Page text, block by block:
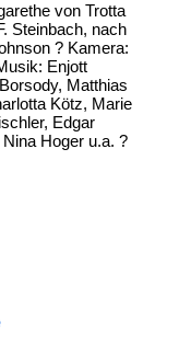
von Trotta
Steinbach, nach
? Kamera:
Enjott
Matthias
Kötz, Marie
Edgar
Hoger u.a. ?